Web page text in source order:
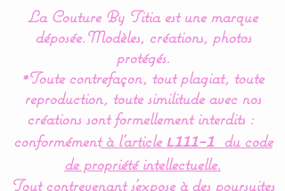
Le tour de Lit est composé
de 3 coussins ( 60 x 45 cm)
: 1 pour la tête de lit et 2
autres pour les côtés.
Idéal pour les lits bébés de
La Couture By Titia est une marque
déposée.Modèles, créations, photos
protégés.
*Toute contrefaçon, tout plagiat, toute
reproduction, toute similitude avec nos
créations sont formellement interdits :
conformémentà l’article L111-1
du code
de propriété intellectuelle.
Tout contrevenant s'expose à des poursuites